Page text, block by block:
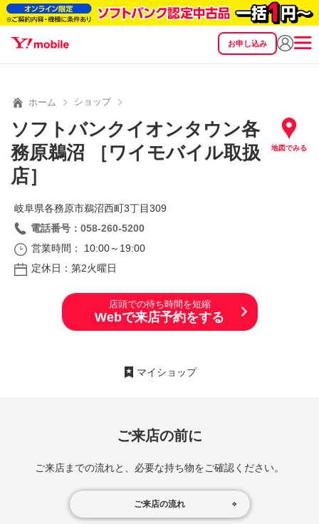
お申し込み
SEARCH
ホーム ショップ
ソフトバンクイオンタウン各
務原鵜沼 ［ワイモバイル取扱
店］
地図でみる
岐阜県各務原市鵜沼西町3丁目309
電話番号：058-260-5200
営業時間： 10:00～19:00
定休日：第2火曜日
店頭での待ち時間を短縮
Webで来店予約をする
マイショップ
ご来店の前に
ご来店までの流れと、必要な持ち物をご確認ください。
ご来店の流れ